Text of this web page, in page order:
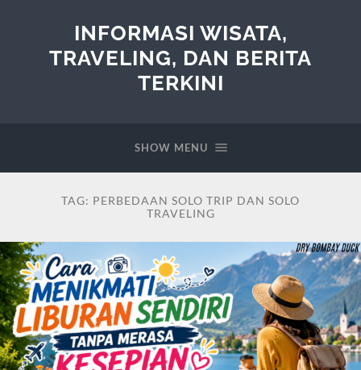
INFORMASI WISATA,
TRAVELING, DAN BERITA
TERKINI
SHOW MENU
TAG: PERBEDAAN SOLO TRIP DAN SOLO
TRAVELING